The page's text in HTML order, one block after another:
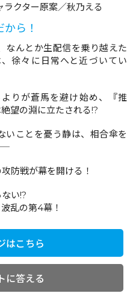
ーレ
る
クター原案／秋乃える
ら！
なんとか生配信を乗り越えた
徐々に日常へと近づいてい
りが蒼馬を避け始め、『推
望の淵に立たされる!?
いことを憂う静は、相合傘を
防戦が幕を開ける！
い!?
乱の第4幕！
はこちら
に答える